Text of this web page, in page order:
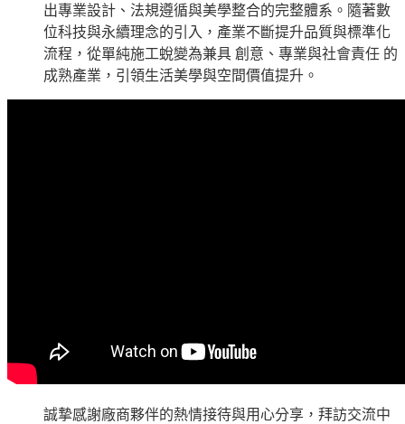
出專業設計、法規遵循與美學整合的完整體系。隨著數
位科技與永續理念的引入，產業不斷提升品質與標準化
流程，從單純施工蛻變為兼具 創意、專業與社會責任 的
成熟產業，引領生活美學與空間價值提升。
誠摯感謝廠商夥伴的熱情接待與用心分享，拜訪交流中